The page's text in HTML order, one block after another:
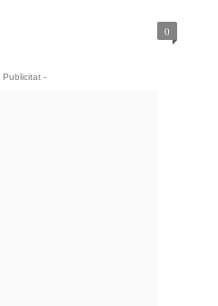
0
Publicitat -